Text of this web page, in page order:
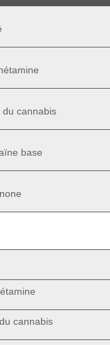
du cannabis
base
cannabis